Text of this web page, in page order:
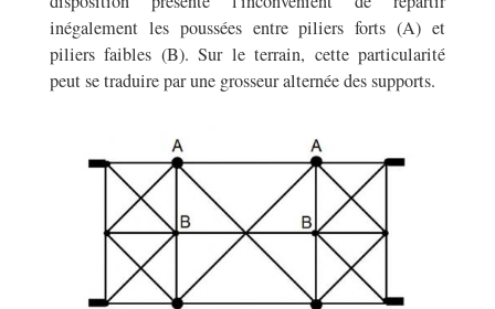
inégalement les poussées entre piliers forts (A) et
piliers faibles (B). Sur le terrain, cette particularité
peut se traduire par une grosseur alternée des supports.